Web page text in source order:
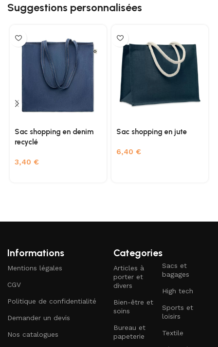
Suggestions personnalisées
Sac shopping en denim
recyclé
3,40 €
Sac shopping en jute
6,40 €
Informations
Mentions légales
CGV
Politique de confidentialité
Demander un devis
Nos catalogues
Categories
Articles à
porter et
divers
Bien-être et
soins
Bureau et
papeterie
Sacs et
bagages
High tech
Sports et
loisirs
Textile